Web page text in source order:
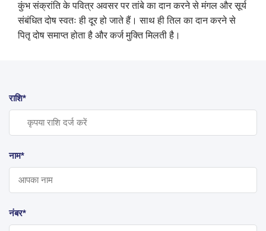
कुंभ संक्रांति के पवित्र अवसर पर तांबे का दान करने से मंगल और सूर्य
संबंधित दोष स्वतः ही दूर हो जाते हैं। साथ ही तिल का दान करने से
पितृ दोष समाप्त होता है और कर्ज मुक्ति मिलती है।
राशि*
नाम*
नंबर*